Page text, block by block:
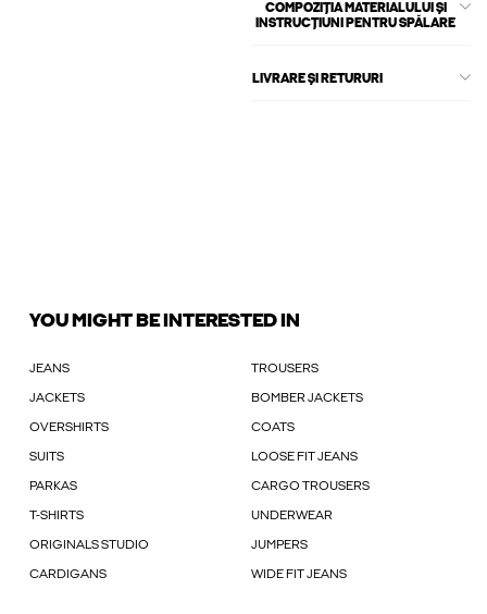
COMPOZIȚIA MATERIALULUI ȘI
INSTRUCȚIUNI PENTRU SPĂLARE
LIVRARE ȘI RETURURI
YOU MIGHT BE INTERESTED IN
JEANS TROUSERS
JACKETS BOMBER JACKETS
OVERSHIRTS COATS
SUITS LOOSE FIT JEANS
PARKAS CARGO TROUSERS
T-SHIRTS UNDERWEAR
ORIGINALS STUDIO JUMPERS
CARDIGANS WIDE FIT JEANS